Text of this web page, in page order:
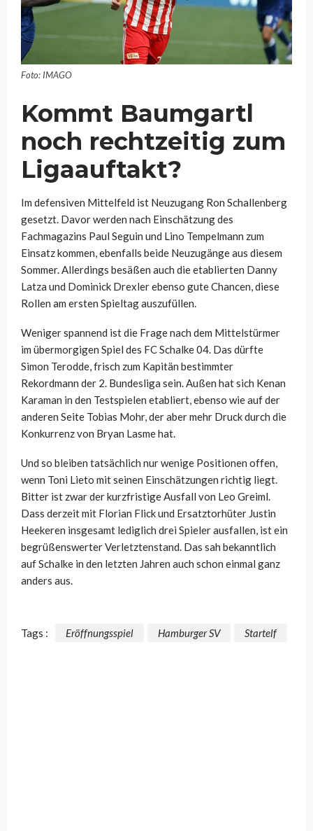
Foto: IMAGO
Kommt Baumgartl
noch rechtzeitig zum
Ligaauftakt?
Im defensiven Mittelfeld ist Neuzugang Ron Schallenberg
gesetzt. Davor werden nach Einschätzung des
Fachmagazins Paul Seguin und Lino Tempelmann zum
Einsatz kommen, ebenfalls beide Neuzugänge aus diesem
Sommer. Allerdings besäßen auch die etablierten Danny
Latza und Dominick Drexler ebenso gute Chancen, diese
Rollen am ersten Spieltag auszufüllen.
Weniger spannend ist die Frage nach dem Mittelstürmer
im übermorgigen Spiel des FC Schalke 04. Das dürfte
Simon Terodde, frisch zum Kapitän bestimmter
Rekordmann der 2. Bundesliga sein. Außen hat sich Kenan
Karaman in den Testspielen etabliert, ebenso wie auf der
anderen Seite Tobias Mohr, der aber mehr Druck durch die
Konkurrenz von Bryan Lasme hat.
Und so bleiben tatsächlich nur wenige Positionen offen,
wenn Toni Lieto mit seinen Einschätzungen richtig liegt.
Bitter ist zwar der kurzfristige Ausfall von Leo Greiml.
Dass derzeit mit Florian Flick und Ersatztorhüter Justin
Heekeren insgesamt lediglich drei Spieler ausfallen, ist ein
begrüßenswerter Verletztenstand. Das sah bekanntlich
auf Schalke in den letzten Jahren auch schon einmal ganz
anders aus.
Tags : Eröffnungsspiel Hamburger SV Startelf